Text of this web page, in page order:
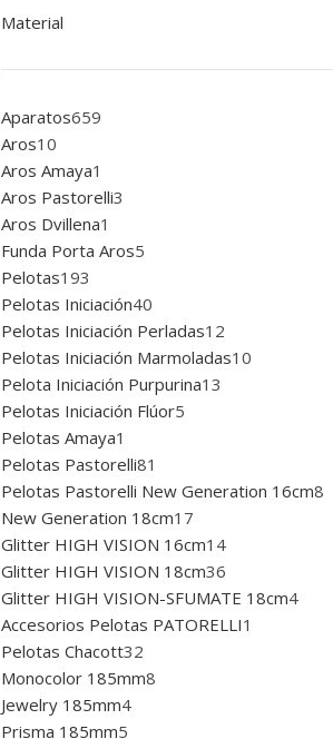
Material
Aparatos659
Aros10
Aros Amaya1
Aros Pastorelli3
Aros Dvillena1
Funda Porta Aros5
Pelotas193
Pelotas Iniciación40
Pelotas Iniciación Perladas12
Pelotas Iniciación Marmoladas10
Pelota Iniciación Purpurina13
Pelotas Iniciación Flúor5
Pelotas Amaya1
Pelotas Pastorelli81
Pelotas Pastorelli New Generation 16cm8
New Generation 18cm17
Glitter HIGH VISION 16cm14
Glitter HIGH VISION 18cm36
Glitter HIGH VISION-SFUMATE 18cm4
Accesorios Pelotas PATORELLI1
Pelotas Chacott32
Monocolor 185mm8
Jewelry 185mm4
Prisma 185mm5